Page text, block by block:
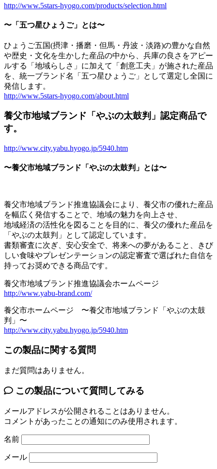
http://www.5stars-hyogo.com/products/selection.html
〜「五つ星ひょうご」とは〜
ひょうご五国(摂津・播磨・但馬・丹波・淡路)の豊かな自然
や歴史・文化を生かした産品の中から、兵庫の良さをアピー
ルする「地域らしさ」に加えて「創意工夫」が施された産品
を、統一ブランド名「五つ星ひょうご」として選定し全国に
発信します。
http://www.5stars-hyogo.com/about.html
養父市地域ブランド「やぶの太鼓判」認定商品で
す。
http://www.city.yabu.hyogo.jp/5940.htm
〜養父市地域ブランド「やぶの太鼓判」とは〜
養父市地域ブランド推進協議会により、養父市の優れた産品
を幅広く発信することで、地域の魅力を向上させ、
地域経済の活性化を図ることを目的に、養父の優れた産品を
「やぶの太鼓判」として認定しています。
書類審査に次ぎ、安心安全で、将来への夢があること、きび
しい食味やプレゼンテーションの認定審査で選ばれた自信を
持ってお奨めできる商品です。
養父市地域ブランド推進協議会ホームページ
http://www.yabu-brand.com/
養父市ホームページ 〜養父市地域ブランド「やぶの太鼓
判」〜
http://www.city.yabu.hyogo.jp/5940.htm
この製品に関する質問
まだ質問はありません。
この製品について質問してみる
メールアドレスが公開されることはありません。
コメントがあったことの通知にのみ使用されます。
名前
メール